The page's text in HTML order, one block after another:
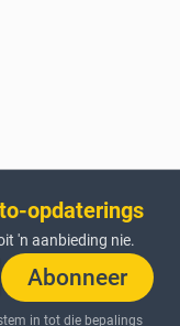
opdaterings
'n aanbieding nie.
Abonneer
in tot die bepalings